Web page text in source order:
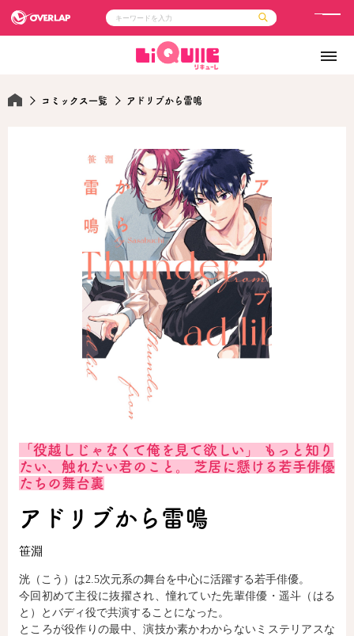
ラブパルフェ
ライトノベル
ノベルスf
ロサージュノベルス
オーバーラップホールディングス
お問い合わせはこちら
オーバーラップ文庫
オーバーラップノベルス
オーバーラップノベルスf
ロサージュノベルス
コミックガルド
リキューレ
メ
コミックス一覧 アドリブから雷鳴
「役越しじゃなくて俺を見て欲しい」 もっと知り
たい、触れたい君のこと。 芝居に懸ける若手俳優
たちの舞台裏
アドリブから雷鳴
笹淵
洸（こう）は2.5次元系の舞台を中心に活躍する若手俳優。
今回初めて主役に抜擢され、憧れていた先輩俳優・遥斗（はる
と）とバディ役で共演することになった。
ところが役作りの最中、演技か素かわからないミステリアスな